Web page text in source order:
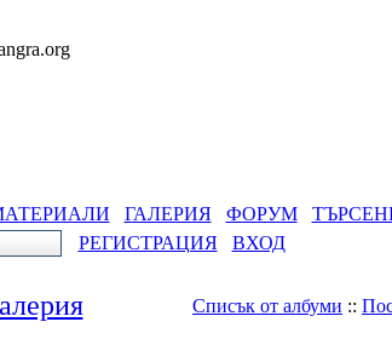
ГАЛЕРИЯ ФОРУМ
РЕГИСТРАЦИЯ
ВХОД
Списък от албуми ::